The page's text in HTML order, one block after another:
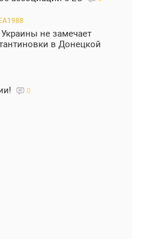
не замечает
в Донецкой
0